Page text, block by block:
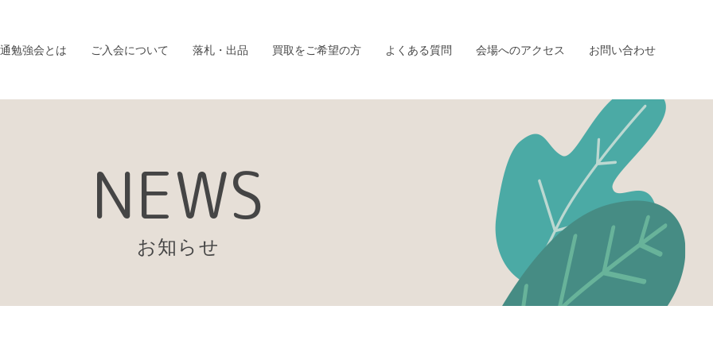
勉強会とは ご入会について 落札・出品 買取をご希望の方 よくある質問 会場へのアクセス お問い合わせ
NEWS
お知らせ